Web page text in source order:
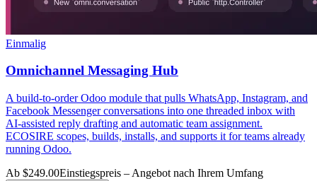
Einmalig
Omnichannel Messaging Hub
A build-to-order Odoo module that pulls WhatsApp, Instagram, and
Facebook Messenger conversations into one threaded inbox with
AI-assisted reply drafting and automatic team assignment.
ECOSIRE scopes, builds, installs, and supports it for teams already
running Odoo.
Ab $249.00Einstiegspreis – Angebot nach Ihrem Umfang